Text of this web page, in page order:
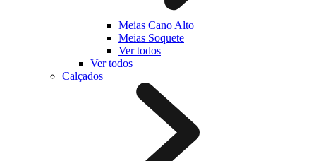
Meias Cano Alto
Meias Soquete
Ver todos
Ver todos
Calçados